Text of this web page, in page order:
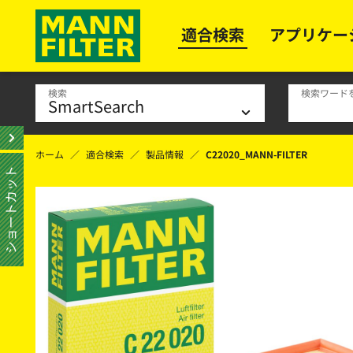
適合検索 アプリケ
検索 検索ワード
ホーム 適合検索 製品情報 C22020_MANN-FILTER
ショートカット